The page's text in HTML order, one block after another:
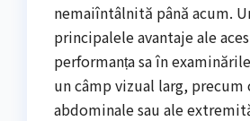
nemaiîntâlnită până acum.
principalele avantaje ale
performanța sa în
un câmp vizual larg, precum
abdominale sau ale